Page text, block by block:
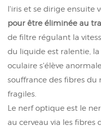
l'iris et se dirige ensuite
pour être éliminée au
de filtre régulant la
du liquide est ralentie,
oculaire s'élève
souffrance des fibres
fragiles.
Le nerf optique est le
au cerveau via les fibres